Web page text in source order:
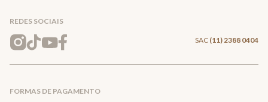
Mapa do Site
Wishlist
Entrega e Frete
Trocas e Devoluções
REDES SOCIAIS
SAC (11) 2388 0404
FORMAS DE PAGAMENTO